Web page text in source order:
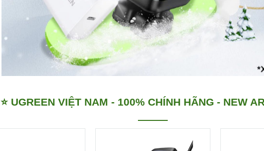
⭐ UGREEN VIỆT NAM - 100% CHÍNH HÃNG - NEW